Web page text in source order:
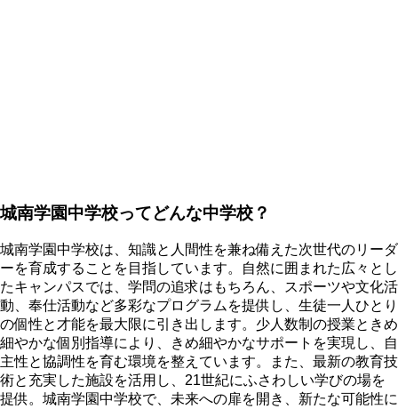
城南学園中学校ってどんな中学校？
城南学園中学校は、知識と人間性を兼ね備えた次世代のリーダ
ーを育成することを目指しています。自然に囲まれた広々とし
たキャンパスでは、学問の追求はもちろん、スポーツや文化活
動、奉仕活動など多彩なプログラムを提供し、生徒一人ひとり
の個性と才能を最大限に引き出します。少人数制の授業ときめ
細やかな個別指導により、きめ細やかなサポートを実現し、自
主性と協調性を育む環境を整えています。また、最新の教育技
術と充実した施設を活用し、21世紀にふさわしい学びの場を
提供。城南学園中学校で、未来への扉を開き、新たな可能性に